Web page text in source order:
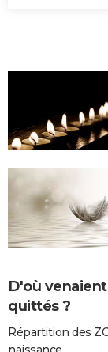
D'où
quittés ?
Répartition des